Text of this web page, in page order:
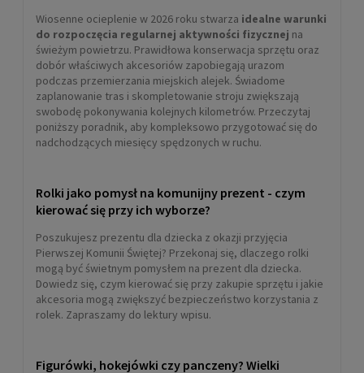
Łyżwy hokejowe Tempish PRO ICE
239,00 zł
Cena regularna:309,00 zł
Najniższa cena przed obniżką:199,00 zł
POWIADOM O DOSTĘPNOŚCI
Wiosenne ocieplenie w 2026 roku stwarza idealne warunki
do rozpoczęcia regularnej aktywności fizycznej na
świeżym powietrzu. Prawidłowa konserwacja sprzętu oraz
dobór właściwych akcesoriów zapobiegają urazom
podczas przemierzania miejskich alejek. Świadome
zaplanowanie tras i skompletowanie stroju zwiększają
swobodę pokonywania kolejnych kilometrów. Przeczytaj
poniższy poradnik, aby kompleksowo przygotować się do
nadchodzących miesięcy spędzonych w ruchu.
Rolki jako pomysł na komunijny prezent - czym
kierować się przy ich wyborze?
Poszukujesz prezentu dla dziecka z okazji przyjęcia
Pierwszej Komunii Świętej? Przekonaj się, dlaczego rolki
mogą być świetnym pomysłem na prezent dla dziecka.
Dowiedz się, czym kierować się przy zakupie sprzętu i jakie
akcesoria mogą zwiększyć bezpieczeństwo korzystania z
rolek. Zapraszamy do lektury wpisu.
Figurówki, hokejówki czy panczeny? Wielki